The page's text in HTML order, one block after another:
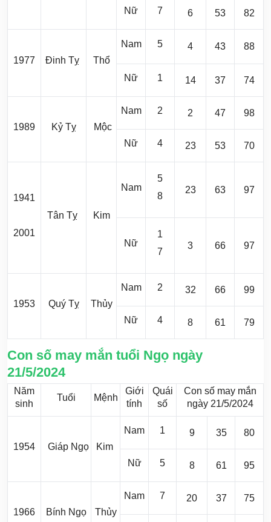
Nữ 7 6 53 82
1977 Đinh Tỵ Thổ
Nam 5 4 43 88
Nữ 1 14 37 74
1989 Kỷ Tỵ Mộc
Nam 2 2 47 98
Nữ 4 23 53 70
1941
2001
Tân Tỵ Kim
Nam
5
8
23 63 97
Nữ
1
7
3 66 97
1953 Quý Tỵ Thủy
Nam 2 32 66 99
Nữ 4 8 61 79
Con số may mắn tuổi Ngọ ngày
21/5/2024
Năm
sinh
Tuổi Mệnh
Giới
tính
Quái
số
Con số may mắn
ngày 21/5/2024
1954 Giáp Ngọ Kim
Nam 1 9 35 80
Nữ 5 8 61 95
1966 Bính Ngọ Thủy
Nam 7 20 37 75